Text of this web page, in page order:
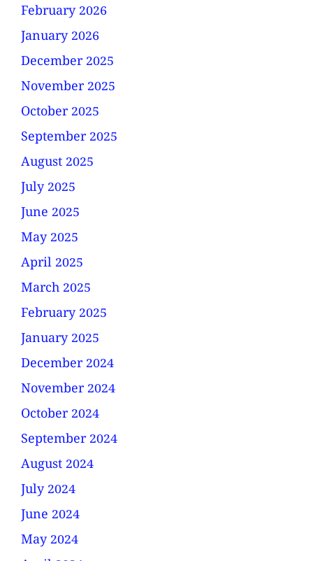
February 2026
January 2026
December 2025
November 2025
October 2025
September 2025
August 2025
July 2025
June 2025
May 2025
April 2025
March 2025
February 2025
January 2025
December 2024
November 2024
October 2024
September 2024
August 2024
July 2024
June 2024
May 2024